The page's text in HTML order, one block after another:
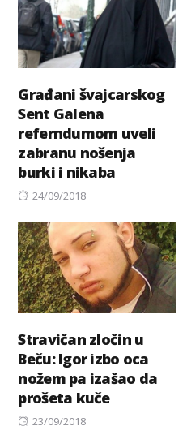
Građani švajcarskog
Sent Galena
referndumom uveli
zabranu nošenja
burki i nikaba
Posted
24/09/2018
Stravičan zločin u
Beču: Igor izbo oca
nožem pa izašao da
prošeta kuče
Posted
23/09/2018